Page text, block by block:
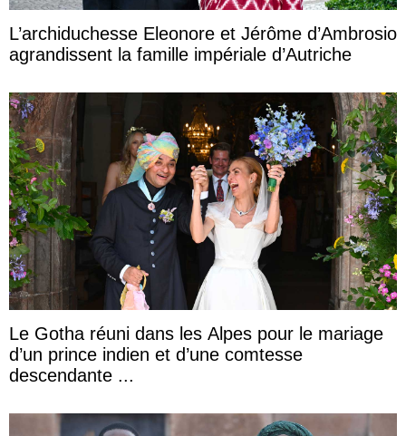
L’archiduchesse Eleonore et Jérôme d’Ambrosio
agrandissent la famille impériale d’Autriche
Le Gotha réuni dans les Alpes pour le mariage
d’un prince indien et d’une comtesse
descendante ...